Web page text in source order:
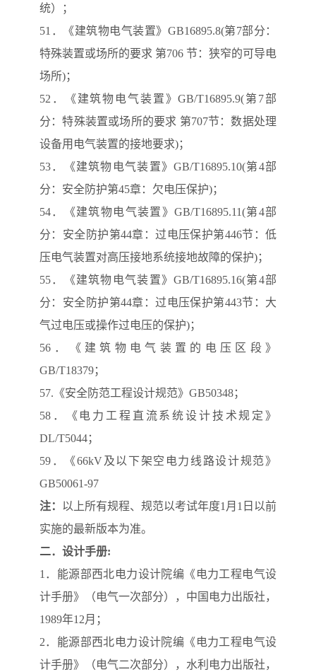
统）；
51．《建筑物电气装置》GB16895.8(第7部分：
特殊装置或场所的要求 第706 节：狭窄的可导电
场所)；
52．《建筑物电气装置》GB/T16895.9(第7部
分：特殊装置或场所的要求 第707节：数据处理
设备用电气装置的接地要求)；
53．《建筑物电气装置》GB/T16895.10(第4部
分：安全防护第45章：欠电压保护)；
54．《建筑物电气装置》GB/T16895.11(第4部
分：安全防护第44章：过电压保护第446节：低
压电气装置对高压接地系统接地故障的保护)；
55．《建筑物电气装置》GB/T16895.16(第4部
分：安全防护第44章：过电压保护第443节：大
气过电压或操作过电压的保护)；
56．《建筑物电气装置的电压区段》
GB/T18379；
57.《安全防范工程设计规范》GB50348；
58．《电力工程直流系统设计技术规定》
DL/T5044；
59．《66kV及以下架空电力线路设计规范》
GB50061-97
注： 以上所有规程、规范以考试年度1月1日以前
实施的最新版本为准。
二．设计手册:
1．能源部西北电力设计院编《电力工程电气设
计手册》（电气一次部分），中国电力出版社，
1989年12月；
2．能源部西北电力设计院编《电力工程电气设
计手册》（电气二次部分），水利电力出版社，